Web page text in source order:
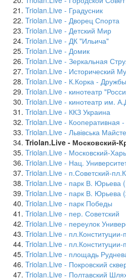
Triolan.Live - Градусник
Triolan.Live - Дворец Спорта
Triolan.Live - Детский Мир
Triolan.Live - ДК "Ильича"
Triolan.Live - Домик
Triolan.Live - Зеркальная
Triolan.Live - Исторический
Triolan.Live - К.Корка -
Triolan.Live - кинотеатр
Triolan.Live - кинотеатр им.
Triolan.Live - ККЗ Украина
Triolan.Live - Кооперативная
Triolan.Live - Львівська
Triolan.Live - Московский-
Triolan.Live - Московский-
Triolan.Live - Нац.
Triolan.Live - п.Советский-
Triolan.Live - парк В. Юрьева
Triolan.Live - парк В. Юрьева
Triolan.Live - парк Победы
Triolan.Live - пер. Советский
Triolan.Live - переулок
Triolan.Live - пл.Конституции-
Triolan.Live - пл.Конституции-
Triolan.Live - площадь
Triolan.Live - Покровский
Triolan.Live - Полтавский